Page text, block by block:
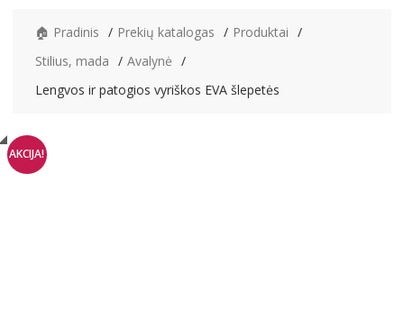
🏠 Pradinis Prekių katalogas
Produktai
Stilius, mada
Avalynė
Lengvos ir patogios vyriškos EVA šlepetės
AKCIJA!